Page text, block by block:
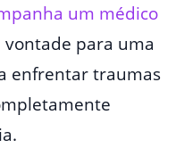
um médico
vontade para uma
enfrentar traumas